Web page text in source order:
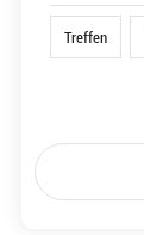
Treffen